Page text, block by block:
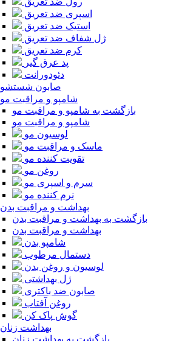
اسپری ضد تعریق
استیک ضد تعریق
ژل شفاف ضد تعریق
کرم ضد تعریق
پد عرق گیر
دئودورانت
صابون شستشو
شامپو و مراقبت مو
بازگشت به شامپو و مراقبت مو
شامپو و مراقبت مو
لوسیون مو
ماسک و مراقبت مو
تقویت کننده مو
روغن مو
سرم و اسپری مو
نرم کننده مو
بهداشت و مراقبت بدن
بازگشت به بهداشت و مراقبت بدن
بهداشت و مراقبت بدن
شامپو بدن
دستمال مرطوب
لوسیون و روغن بدن
ژل بهداشتی
صابون ضد باکتری
روغن آفتاب
گوش پاک کن
بهداشت زنان
بازگشت به بهداشت زنان